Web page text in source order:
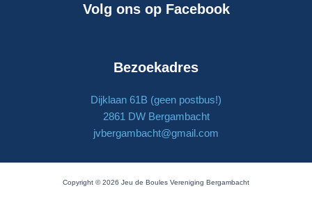
Volg ons op Facebook
Bezoekadres
Dijklaan 61B (geen postbus!)
2861 DW Bergambacht
jvbergambacht@gmail.com
Copyright © 2026 Jeu de Boules Vereniging Bergambacht